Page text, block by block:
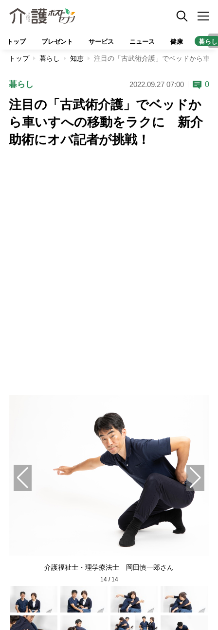
トップ プレゼント サービス ニュース 健康 暮らし
トップ 暮らし 知恵 注目の「古武術介護」でベッドから車
暮らし 2022.09.27 07:00 0
注目の「古武術介護」でベッドか
ら車いすへの移動をラクに 新介
助術にオバ記者が挑戦！
介護福祉士・理学療法士 岡田慎一郎さん
14/ 14